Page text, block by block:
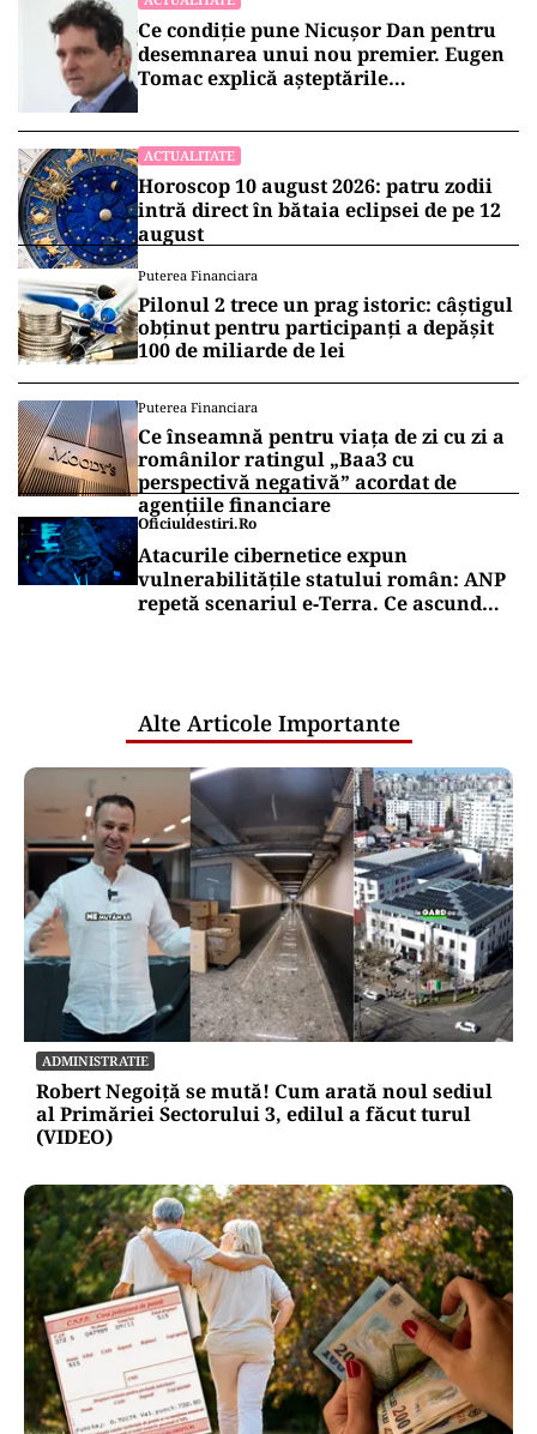
Ce condiție pune Nicușor Dan pentru
desemnarea unui nou premier. Eugen
Tomac explică așteptările
ACTUALITATE
Horoscop 10 august 2026: patru zodii
intră direct în bătaia eclipsei de pe 12
august
Puterea Financiara
Pilonul 2 trece un prag istoric: câștigul
obținut pentru participanți a depășit
100 de miliarde de lei
Puterea Financiara
Ce înseamnă pentru viața de zi cu zi a
românilor ratingul „Baa3 cu
perspectivă negativă” acordat de
agențiile financiare
Oficiuldestiri.ro
Atacurile cibernetice expun
vulnerabilitățile statului român: ANP
repetă scenariul e‑Terra. Ce ascund
Alte Articole Importante
ADMINISTRATIE
Robert Negoiță se mută! Cum arată noul sediul
al Primăriei Sectorului 3, edilul a făcut turul
(VIDEO)